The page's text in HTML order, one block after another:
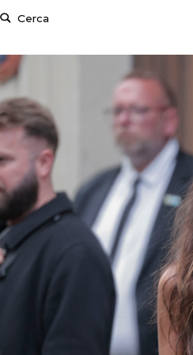
Auto
Moda
Libri
Consumismi
Storie/Idee
Ok Boomer!
Mondiali calcio 2026